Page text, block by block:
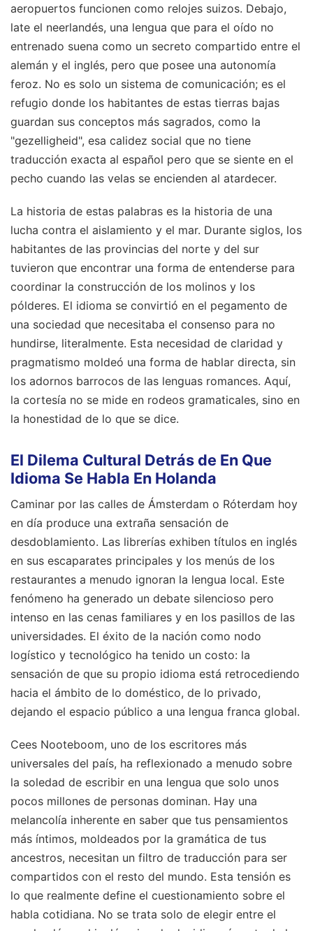
aeropuertos funcionen como relojes suizos. Debajo,
late el neerlandés, una lengua que para el oído no
entrenado suena como un secreto compartido entre el
alemán y el inglés, pero que posee una autonomía
feroz. No es solo un sistema de comunicación; es el
refugio donde los habitantes de estas tierras bajas
guardan sus conceptos más sagrados, como la
"gezelligheid", esa calidez social que no tiene
traducción exacta al español pero que se siente en el
pecho cuando las velas se encienden al atardecer.
La historia de estas palabras es la historia de una
lucha contra el aislamiento y el mar. Durante siglos, los
habitantes de las provincias del norte y del sur
tuvieron que encontrar una forma de entenderse para
coordinar la construcción de los molinos y los
pólderes. El idioma se convirtió en el pegamento de
una sociedad que necesitaba el consenso para no
hundirse, literalmente. Esta necesidad de claridad y
pragmatismo moldeó una forma de hablar directa, sin
los adornos barrocos de las lenguas romances. Aquí,
la cortesía no se mide en rodeos gramaticales, sino en
la honestidad de lo que se dice.
El Dilema Cultural Detrás de En Que
Idioma Se Habla En Holanda
Caminar por las calles de Ámsterdam o Róterdam hoy
en día produce una extraña sensación de
desdoblamiento. Las librerías exhiben títulos en inglés
en sus escaparates principales y los menús de los
restaurantes a menudo ignoran la lengua local. Este
fenómeno ha generado un debate silencioso pero
intenso en las cenas familiares y en los pasillos de las
universidades. El éxito de la nación como nodo
logístico y tecnológico ha tenido un costo: la
sensación de que su propio idioma está retrocediendo
hacia el ámbito de lo doméstico, de lo privado,
dejando el espacio público a una lengua franca global.
Cees Nooteboom, uno de los escritores más
universales del país, ha reflexionado a menudo sobre
la soledad de escribir en una lengua que solo unos
pocos millones de personas dominan. Hay una
melancolía inherente en saber que tus pensamientos
más íntimos, moldeados por la gramática de tus
ancestros, necesitan un filtro de traducción para ser
compartidos con el resto del mundo. Esta tensión es
lo que realmente define el cuestionamiento sobre el
habla cotidiana. No se trata solo de elegir entre el